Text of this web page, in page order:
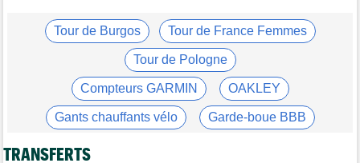
WorldTour
Tour de France Femmes
Vollering : "Reusser est la seule qui n'a jamais gagné..."
Tour de France
Geraint Thomas : "On est passé à côté du Tour..."
Le Mercato vélo est ouvert... Toutes les dernières infos de
transferts
Tour de Burgos Tour de France Femmes
Tour de Pologne
Compteurs GARMIN OAKLEY
Gants chauffants vélo Garde-boue BBB
Casque ABUS
TRANSFERTS